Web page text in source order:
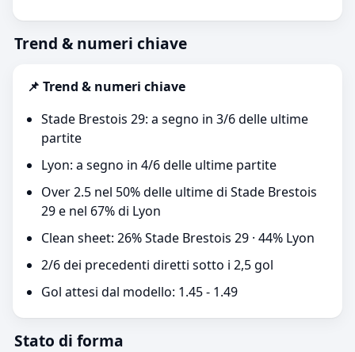
Trend & numeri chiave
📌 Trend & numeri chiave
Stade Brestois 29: a segno in 3/6 delle ultime
partite
Lyon: a segno in 4/6 delle ultime partite
Over 2.5 nel 50% delle ultime di Stade Brestois
29 e nel 67% di Lyon
Clean sheet: 26% Stade Brestois 29 · 44% Lyon
2/6 dei precedenti diretti sotto i 2,5 gol
Gol attesi dal modello: 1.45 - 1.49
Stato di forma